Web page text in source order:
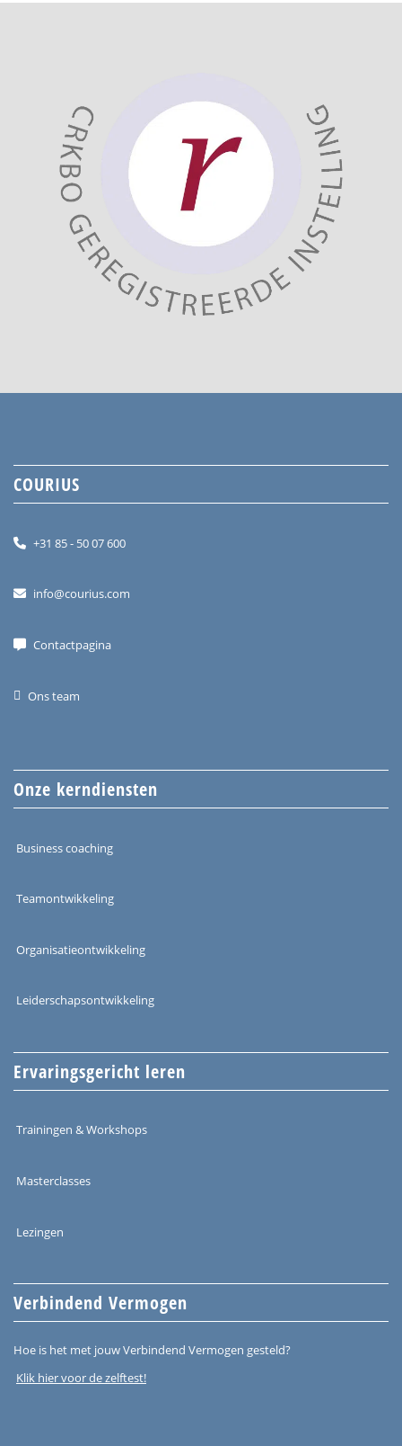
COURIUS
+31 85 - 50 07 600
info@courius.com
Contactpagina
Ons team
Onze kerndiensten
Business coaching
Teamontwikkeling
Organisatieontwikkeling
Leiderschapsontwikkeling
Ervaringsgericht leren
Trainingen & Workshops
Masterclasses
Lezingen
Verbindend Vermogen
Hoe is het met jouw Verbindend Vermogen gesteld?
Klik hier voor de zelftest!